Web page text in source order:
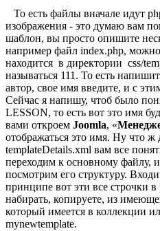
То есть файлы вначале идут
изображения - это думаю вам
шаблон, вы просто опишите
например файл index.php,
находится в директории css/
называться 111. То есть
автор, свое имя введите, и с
Сейчас я напишу, чтоб было
LESSON, то есть вот это имя
вами откроем Joomla, «
отображаться это имя. Ну что
templateDetails.xml вам все
переходим к основному файлу,
посмотрим его структуру.
принципе вот эти все строчки
набирать, копируете, из
который имеется в коллекции
mynewtemplate.